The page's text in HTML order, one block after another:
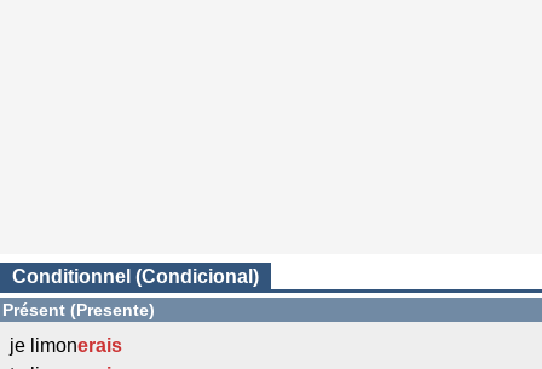
Conditionnel (Condicional)
Présent (Presente)
je limonerais